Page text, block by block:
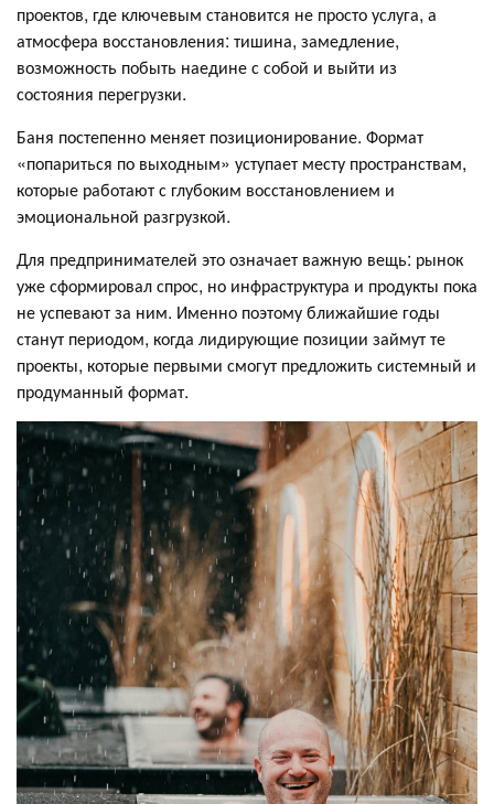
проектов, где ключевым становится не просто услуга, а
атмосфера восстановления: тишина, замедление,
возможность побыть наедине с собой и выйти из
состояния перегрузки.
Баня постепенно меняет позиционирование. Формат
«попариться по выходным» уступает месту пространствам,
которые работают с глубоким восстановлением и
эмоциональной разгрузкой.
Для предпринимателей это означает важную вещь: рынок
уже сформировал спрос, но инфраструктура и продукты пока
не успевают за ним. Именно поэтому ближайшие годы
станут периодом, когда лидирующие позиции займут те
проекты, которые первыми смогут предложить системный и
продуманный формат.